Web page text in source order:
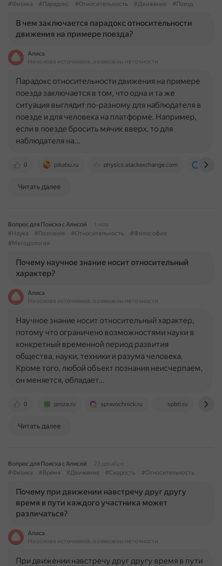
#Физика
#Парадокс #Относительность #Движение #Поезд
В чем заключается парадокс относительности
движения на примере поезда?
Алиса
На основе источников, возможны неточности
0 pikabu.ru physics.stackexchange.com
Парадокс относительности движения на примере
поезда заключается в том, что одна и та же
ситуация выглядит по-разному для наблюдателя в
поезде и для человека на платформе. Например,
если в поезде бросить мячик вверх, то для
наблюдателя на…
Читать далее
Вопрос для Поиска с Алисой
1 мая
#Наука
#Познание #Относительность
#Философия
#Методология
Почему научное знание носит относительный
характер?
Алиса
На основе источников, возможны неточности
0 proza.ru spravochnick.ru spbti.ru
Научное знание носит относительный характер,
потому что ограничено возможностями науки в
конкретный временной период развития
общества, науки, техники и разума человека.
Кроме того, любой объект познания неисчерпаем,
он меняется, обладает…
Читать далее
Вопрос для Поиска с Алисой
23 декабря
#Физика
#Время #Движение #Скорость #Относительность
Почему при движении навстречу друг другу
время в пути каждого участника может
различаться?
Алиса
На основе источников, возможны неточности
При движении навстречу друг другу время в пути